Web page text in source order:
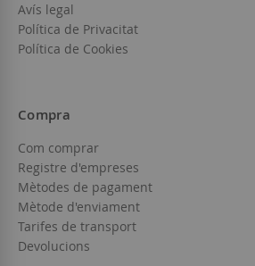
Avís legal
Política de Privacitat
Política de Cookies
Compra
Com comprar
Registre d'empreses
Mètodes de pagament
Mètode d'enviament
Tarifes de transport
Devolucions